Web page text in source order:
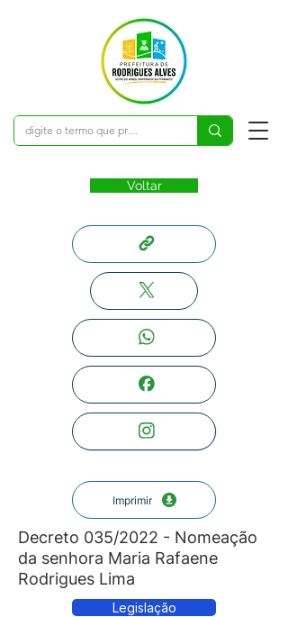
Voltar
Imprimir
Decreto 035/2022 - Nomeação
da senhora Maria Rafaene
Rodrigues Lima
Legislação